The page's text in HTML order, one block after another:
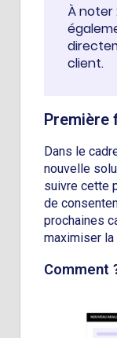
À noter
client.
Première
Dans le
nouvelle
suivre cette
de
prochaines
maximiser
Comment